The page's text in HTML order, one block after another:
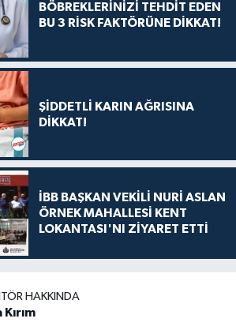
BÖBREKLERİNİZİ TEHDİT EDEN
BU 3 RİSK FAKTÖRÜNE DİKKAT!
ŞİDDETLİ KARIN AĞRISINA
DİKKAT!
İBB BAŞKAN VEKİLİ NURİ ASLAN
ÖRNEK MAHALLESİ KENT
LOKANTASI'NI ZİYARET ETTİ
HAKKINDA
Kırım